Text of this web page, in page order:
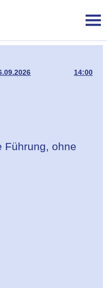
14:00
Führung, ohne